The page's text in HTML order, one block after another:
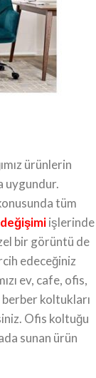
ürünlerin
uygundur.
tüm
işlerinde
bir görüntü de
edeceğiniz
ev, cafe, ofis,
koltukları
Ofis koltuğu
sunan ürün